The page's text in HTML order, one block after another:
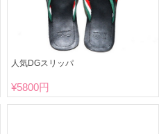
人気DGスリッパ
¥5800円